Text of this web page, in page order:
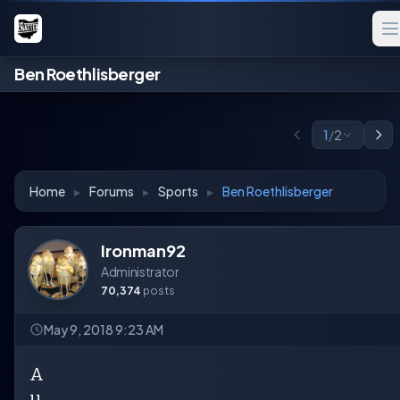
Ben Roethlisberger
1/2
Home ▸ Forums ▸ Sports ▸ Ben Roethlisberger
Ironman92
Administrator
70,374 posts
May 9, 2018 9:23 AM
A